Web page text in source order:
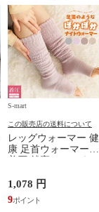
S-mart
この販売店の送料について
レッグウォーマー 健
康 足首ウォーマー
ふんわり 足湯のよう
なぽかぽかナイトウ
ォーマー inf-26
1,078 円
9